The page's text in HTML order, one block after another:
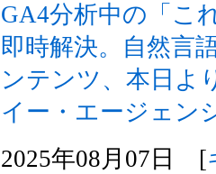
GA4分析中の「こ
即時解決。自然言
ンテンツ、本日よ
イー・エージェン
2025年08月07日 [